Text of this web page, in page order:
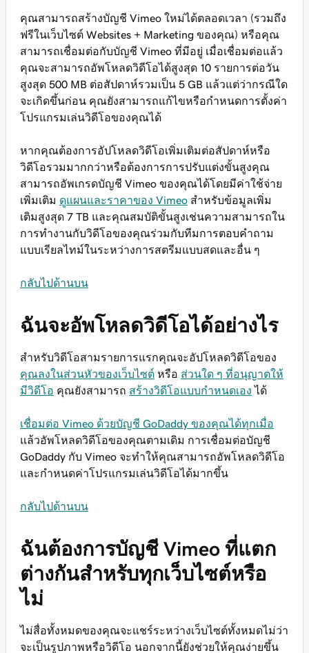
คุณสามารถสร้างบัญชี Vimeo ใหม่ได้ตลอดเวลา (รวมถึง
ฟรีในเว็บไซต์ Websites + Marketing ของคุณ) หรือคุณ
สามารถเชื่อมต่อกับบัญชี Vimeo ที่มีอยู่ เมื่อเชื่อมต่อแล้ว
คุณจะสามารถอัพโหลดวิดีโอได้สูงสุด 10 รายการต่อวัน
สูงสุด 500 MB ต่อสัปดาห์รวมเป็น 5 GB แล้วแต่ว่ากรณีใด
จะเกิดขึ้นก่อน คุณยังสามารถแก้ไขหรือกำหนดการตั้งค่า
โปรแกรมเล่นวิดีโอของคุณได้
หากคุณต้องการอัปโหลดวิดีโอเพิ่มเติมต่อสัปดาห์หรือ
วิดีโอรวมมากกว่าหรือต้องการการปรับแต่งขั้นสูงคุณ
สามารถอัพเกรดบัญชี Vimeo ของคุณได้โดยมีค่าใช้จ่าย
เพิ่มเติม ดูแผนและราคาของ Vimeo สำหรับข้อมูลเพิ่ม
เติมสูงสุด 7 TB และคุณสมบัติขั้นสูงเช่นความสามารถใน
การทำงานกับวิดีโอของคุณร่วมกับทีมการตอบคำถาม
แบบเรียลไทม์ในระหว่างการสตรีมแบบสดและอื่น ๆ
กลับไปด้านบน
ฉันจะอัพโหลดวิดีโอได้อย่างไร
สำหรับวิดีโอสามรายการแรกคุณจะอัปโหลดวิดีโอของ
คุณลงในส่วนหัวของเว็บไซต์ หรือ ส่วนใด ๆ ที่อนุญาตให้
มีวิดีโอ คุณยังสามารถ สร้างวิดีโอแบบกำหนดเอง ได้
เชื่อมต่อ Vimeo ด้วยบัญชี GoDaddy ของคุณได้ทุกเมื่อ
แล้วอัพโหลดวิดีโอของคุณตามเดิม การเชื่อมต่อบัญชี
GoDaddy กับ Vimeo จะทำให้คุณสามารถอัพโหลดวิดีโอ
และกำหนดค่าโปรแกรมเล่นวิดีโอได้มากขึ้น
กลับไปด้านบน
ฉันต้องการบัญชี Vimeo ที่แตก
ต่างกันสำหรับทุกเว็บไซต์หรือ
ไม่
ไม่สื่อทั้งหมดของคุณจะแชร์ระหว่างเว็บไซต์ทั้งหมดไม่ว่า
จะเป็นรูปภาพหรือวิดีโอ นอกจากนี้ยังช่วยให้คุณง่ายขึ้น